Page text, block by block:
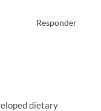
Responder
dietary